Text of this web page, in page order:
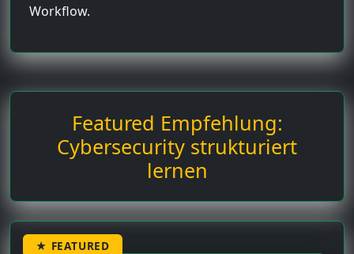
Workflow.
Featured Empfehlung:
Cybersecurity strukturiert
lernen
★ FEATURED